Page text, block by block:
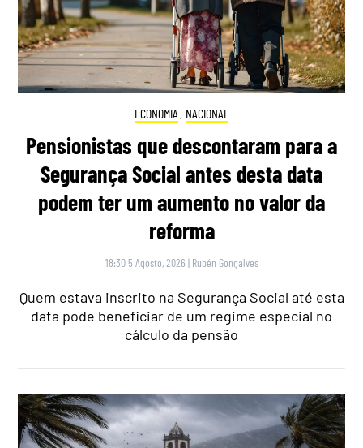
ECONOMIA , NACIONAL
Pensionistas que descontaram para a
Segurança Social antes desta data
podem ter um aumento no valor da
reforma
18:30 5 Agosto, 2026 | Rubén Gonçalves
Quem estava inscrito na Segurança Social até esta
data pode beneficiar de um regime especial no
cálculo da pensão